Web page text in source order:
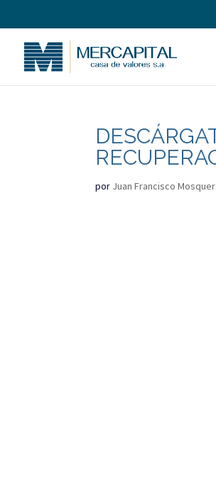
por Juan Francisco